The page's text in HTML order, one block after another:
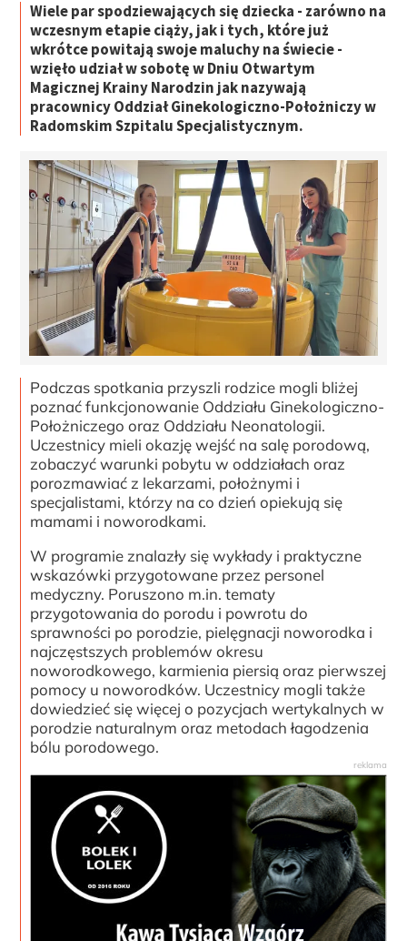
Wiele par spodziewających się dziecka - zarówno na
wczesnym etapie ciąży, jak i tych, które już
wkrótce powitają swoje maluchy na świecie -
wzięło udział w sobotę w Dniu Otwartym
Magicznej Krainy Narodzin jak nazywają
pracownicy Oddział Ginekologiczno-Położniczy w
Radomskim Szpitalu Specjalistycznym.
Podczas spotkania przyszli rodzice mogli bliżej
poznać funkcjonowanie Oddziału Ginekologiczno-
Położniczego oraz Oddziału Neonatologii.
Uczestnicy mieli okazję wejść na salę porodową,
zobaczyć warunki pobytu w oddziałach oraz
porozmawiać z lekarzami, położnymi i
specjalistami, którzy na co dzień opiekują się
mamami i noworodkami.
W programie znalazły się wykłady i praktyczne
wskazówki przygotowane przez personel
medyczny. Poruszono m.in. tematy
przygotowania do porodu i powrotu do
sprawności po porodzie, pielęgnacji noworodka i
najczęstszych problemów okresu
noworodkowego, karmienia piersią oraz pierwszej
pomocy u noworodków. Uczestnicy mogli także
dowiedzieć się więcej o pozycjach wertykalnych w
porodzie naturalnym oraz metodach łagodzenia
bólu porodowego.